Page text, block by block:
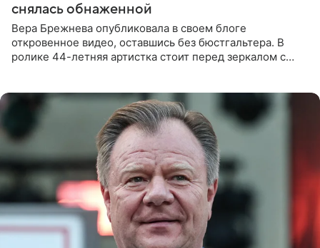
снялась обнаженной
Вера Брежнева опубликовала в своем блоге
откровенное видео, оставшись без бюстгальтера. В
ролике 44-летняя артистка стоит перед зеркалом с